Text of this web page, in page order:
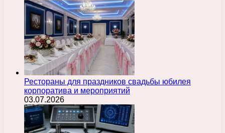
Рестораны для праздников свадьбы юбилея
корпоратива и мероприятий
03.07.2026